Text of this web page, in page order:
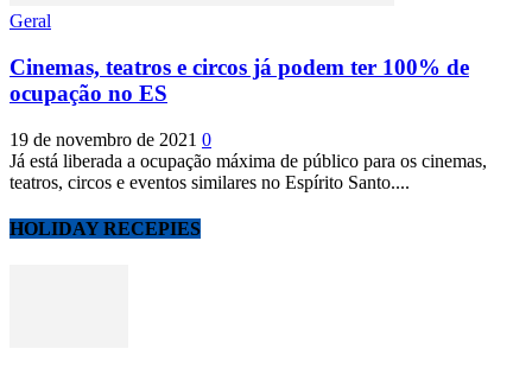
Geral
Cinemas, teatros e circos já podem ter 100% de
ocupação no ES
19 de novembro de 2021 0
Já está liberada a ocupação máxima de público para os cinemas,
teatros, circos e eventos similares no Espírito Santo....
HOLIDAY RECEPIES